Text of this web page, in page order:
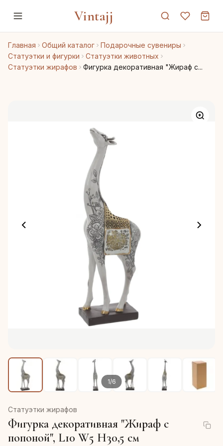
Vintajj
Главная Общий каталог
Подарочные сувениры
Статуэтки и фигурки
Статуэтки животных
Статуэтки жирафов
Фигурка декоративная "Жираф с...
1/6
Статуэтки жирафов
Фигурка декоративная "Жираф с
попоной", L10 W5 H30,5 см